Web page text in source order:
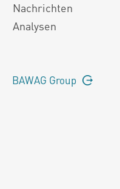
Nachrichten
Analysen
BAWAG Group